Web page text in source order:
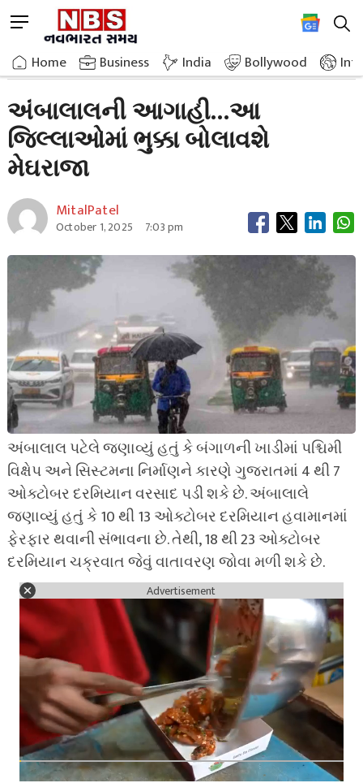
to
content
M
n
u
u
t
t
o
Home Business India Bollywood
Home»Breaking News»Ambalal Forecast Megharaja Will Call For Drought In These Districts
અંબાલાલની આગાહી…આ
જિલ્લાઓમાં ભુક્કા બોલાવશે
મેઘરાજા
MitalPatel
October 1, 2025 7:03 pm
અંબાલાલ પટેલે જણાવ્યું હતું કે બંગાળની ખાડીમાં પશ્ચિમી
વિક્ષેપ અને સિસ્ટમના નિર્માણને કારણે ગુજરાતમાં 4 થી 7
ઓક્ટોબર દરમિયાન વરસાદ પડી શકે છે. અંબાલાલે
જણાવ્યું હતું કે 10 થી 13 ઓક્ટોબર દરમિયાન હવામાનમાં
ફેરફાર થવાની સંભાવના છે. તેથી, 18 થી 23 ઓક્ટોબર
દરમિયાન ચક્રવાત જેવું વાતાવરણ જોવા મળી શકે છે.
Advertisement